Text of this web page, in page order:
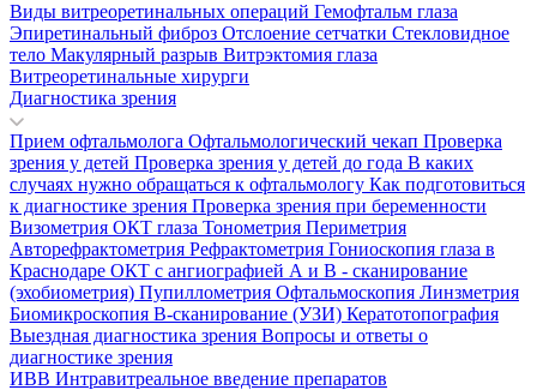
Виды витреоретинальных операций Гемофтальм глаза
Эпиретинальный фиброз Отслоение сетчатки Стекловидное
тело Макулярный разрыв Витрэктомия глаза
Витреоретинальные хирурги
Диагностика зрения
Прием офтальмолога Офтальмологический чекап Проверка
зрения у детей Проверка зрения у детей до года В каких
случаях нужно обращаться к офтальмологу Как подготовиться
к диагностике зрения Проверка зрения при беременности
Визометрия ОКТ глаза Тонометрия Периметрия
Авторефрактометрия Рефрактометрия Гониоскопия глаза в
Краснодаре ОКТ с ангиографией А и В - сканирование
(эхобиометрия) Пупиллометрия Офтальмоскопия Линзметрия
Биомикроскопия В-сканирование (УЗИ) Кератотопография
Выездная диагностика зрения Вопросы и ответы о
диагностике зрения
ИВВ Интравитреальное введение препаратов